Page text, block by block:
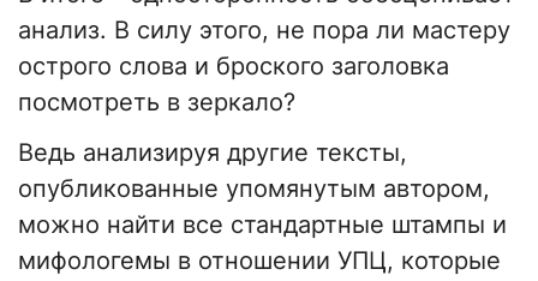
анализ. В силу этого, не пора ли мастеру
острого слова и броского заголовка
посмотреть в зеркало?
Ведь анализируя другие тексты,
опубликованные упомянутым автором,
можно найти все стандартные штампы и
мифологемы в отношении УПЦ, которые